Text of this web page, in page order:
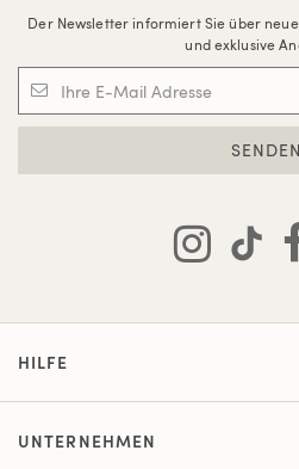
Der Newsletter informiert Sie über
und exklusive
SENDEN
HILFE
UNTERNEHMEN